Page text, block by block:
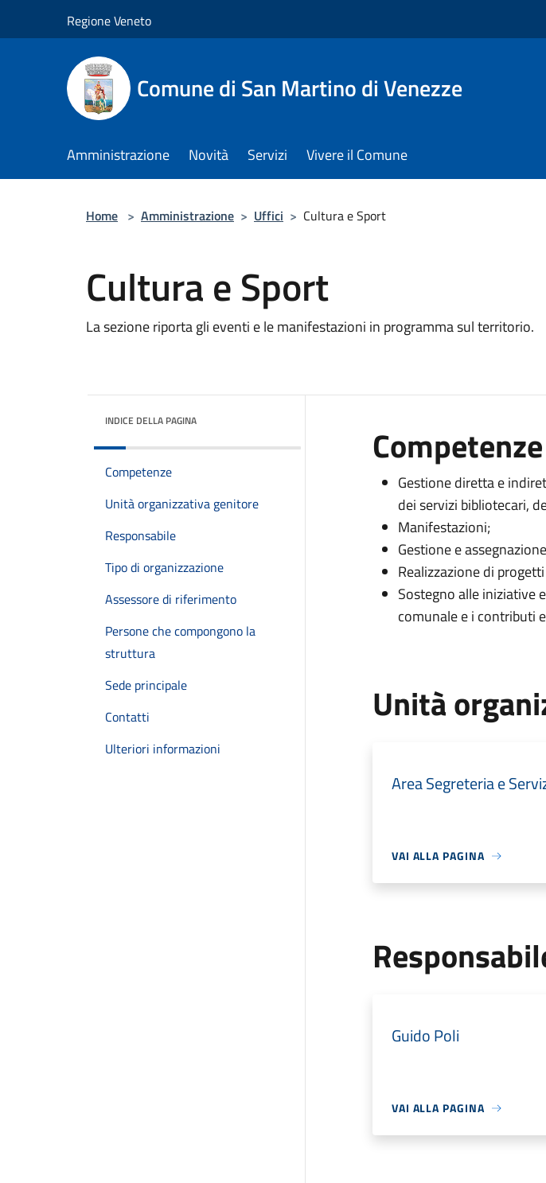
Regione Veneto
Comune di San Martino di Venezze
Amministrazione Novità Servizi Vivere il Comune
Home > Amministrazione > Uffici > Cultura e Sport
Cultura e Sport
La sezione riporta gli eventi e le manifestazioni in programma sul territorio.
INDICE DELLA PAGINA
Competenze
Unità organizzativa genitore
Responsabile
Tipo di organizzazione
Assessore di riferimento
Persone che compongono la
struttura
Sede principale
Contatti
Ulteriori informazioni
Competenze
Gestione diretta e
dei servizi bibliotecari,
Manifestazioni;
Gestione e
Realizzazione di
Sostegno alle iniziative
comunale e i contributi
Unità
Area Segreteria e
VAI ALLA PAGINA
Guido Poli
VAI ALLA PAGINA